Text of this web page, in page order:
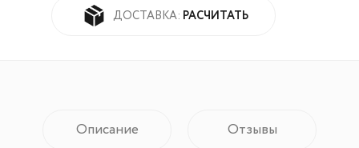
ДОСТАВКА: РАСЧИТАТЬ
Описание Отзывы